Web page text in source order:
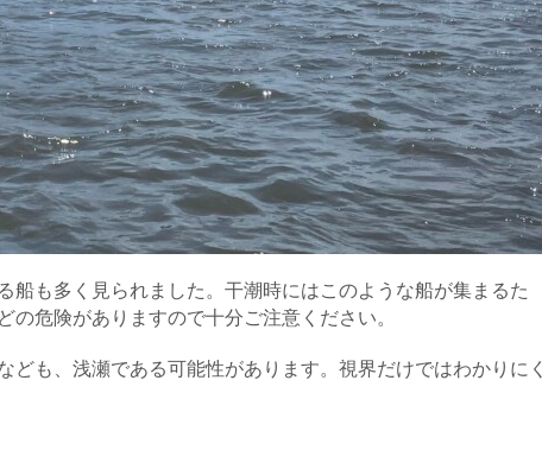
船も多く見られました。干潮時にはこのような船が集まるた
危険がありますので十分ご注意ください。
も、浅瀬である可能性があります。視界だけではわかりにく